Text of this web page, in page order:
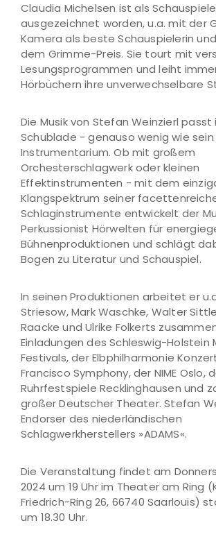
Claudia Michelsen ist als
ausgezeichnet worden, u.a. mit der
Kamera als beste Schauspielerin
dem Grimme-Preis. Sie tourt mit
Lesungsprogrammen und leiht
Hörbüchern ihre unverwechselbare
Die Musik von Stefan Weinzierl passt
Schublade - genauso wenig wie sein
Instrumentarium. Ob mit großem
Orchesterschlagwerk oder kleinen
Effektinstrumenten - mit dem
Klangspektrum seiner
Schlaginstrumente entwickelt der
Perkussionist Hörwelten für
Bühnenproduktionen und schlägt
Bogen zu Literatur und Schauspiel.
In seinen Produktionen arbeitet er
Striesow, Mark Waschke, Walter
Raacke und Ulrike Folkerts
Einladungen des Schleswig-Holstein
Festivals, der Elbphilharmonie
Francisco Symphony, der NIME Oslo,
Ruhrfestspiele Recklinghausen und
großer Deutscher Theater. Stefan
Endorser des niederländischen
Schlagwerkherstellers »ADAMS«.
Die Veranstaltung findet am
2024 um 19 Uhr im Theater am Ring
Friedrich-Ring 26, 66740 Saarlouis)
um 18.30 Uhr.